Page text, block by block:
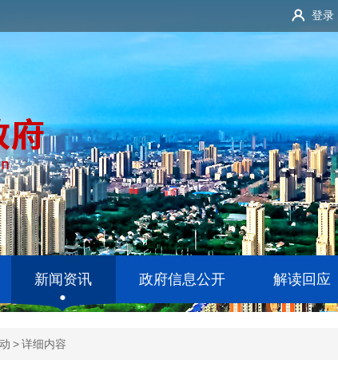
登录
新闻资讯 政府信息公开 解读回应
>详细内容